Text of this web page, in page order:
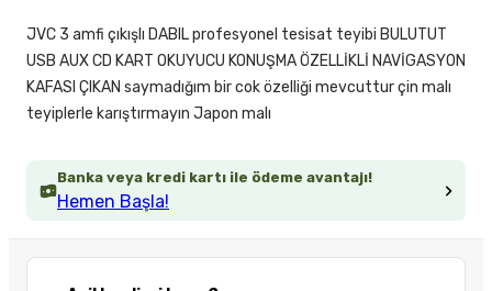
Banka veya kredi kartı ile ödeme avantajı!
Hemen Başla!
JVC 3 amfi çıkışlı DABIL profesyonel tesisat teyibi BULUTUT
USB AUX CD KART OKUYUCU KONUŞMA ÖZELLİKLİ NAVİGASYON
KAFASI ÇIKAN saymadığım bir cok özelliği mevcuttur çin malı
teyiplerle karıştırmayın Japon malı